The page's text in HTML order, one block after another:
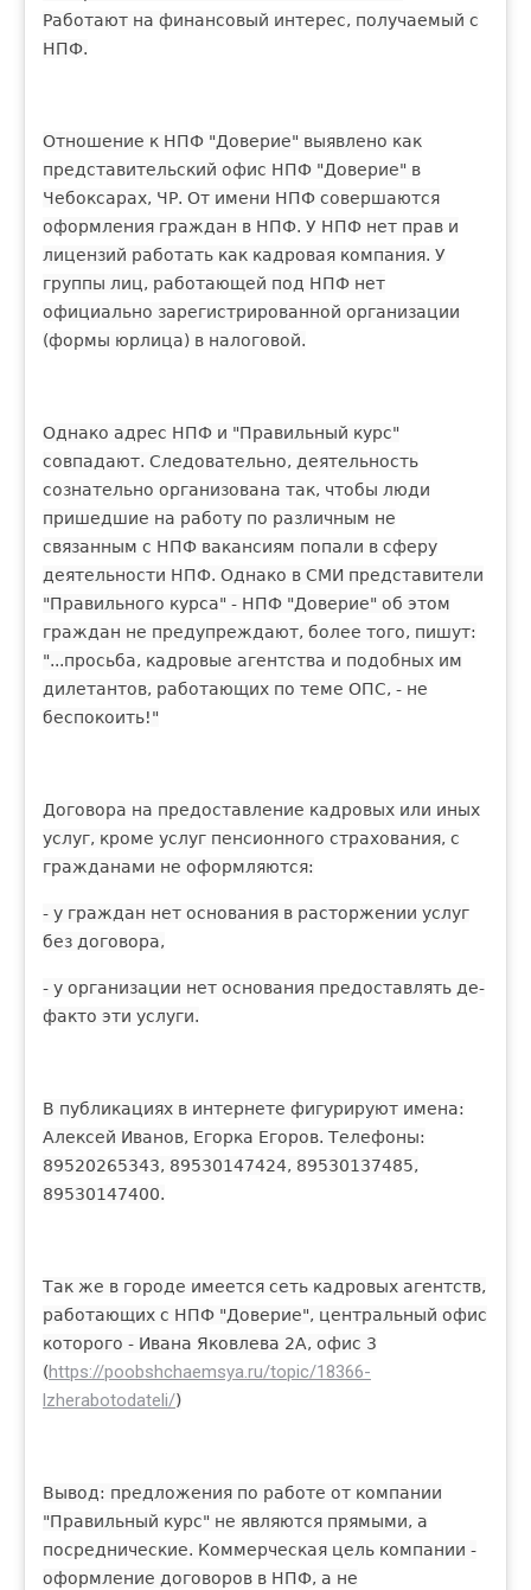
Работают на финансовый интерес, получаемый с
НПФ.
Отношение к НПФ "Доверие" выявлено как
представительский офис НПФ "Доверие" в
Чебоксарах, ЧР. От имени НПФ совершаются
оформления граждан в НПФ. У НПФ нет прав и
лицензий работать как кадровая компания. У
группы лиц, работающей под НПФ нет
официально зарегистрированной организации
(формы юрлица) в налоговой.
Однако адрес НПФ и "Правильный курс"
совпадают. Следовательно, деятельность
сознательно организована так, чтобы люди
пришедшие на работу по различным не
связанным с НПФ вакансиям попали в сферу
деятельности НПФ. Однако в СМИ представители
"Правильного курса" - НПФ "Доверие" об этом
граждан не предупреждают, более того, пишут:
"...просьба, кадровые агентства и подобных им
дилетантов, работающих по теме ОПС, - не
беспокоить!"
Договора на предоставление кадровых или иных
услуг, кроме услуг пенсионного страхования, с
гражданами не оформляются:
- у граждан нет основания в расторжении услуг
без договора,
- у организации нет основания предоставлять де-
факто эти услуги.
В публикациях в интернете фигурируют имена:
Алексей Иванов, Егорка Егоров. Телефоны:
89520265343, 89530147424, 89530137485,
89530147400.
Так же в городе имеется сеть кадровых агентств,
работающих с НПФ "Доверие", центральный офис
которого - Ивана Яковлева 2А, офис 3
(https://poobshchaemsya.ru/topic/18366-
lzherabotodateli/)
Вывод: предложения по работе от компании
"Правильный курс" не являются прямыми, а
посреднические. Коммерческая цель компании -
оформление договоров в НПФ, а не